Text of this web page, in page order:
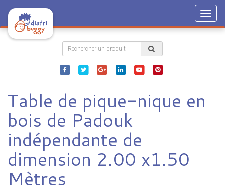
Table de pique-nique en
bois de Padouk
indépendante de
dimension 2.00 x1.50
Mètres